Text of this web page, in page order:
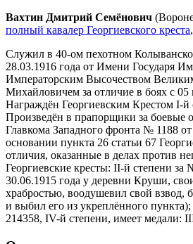
Вахтин Дмитрий Семёнович
полный кавалер Георгиевского креста
Служил в 40-ом пехотном
28.03.1916 года от Имени Государя
Императорским Высочеством
Михайловичем за отличие в боях с 05
Награждён Георгиевским Крестом I-й
Произведён в прапорщики за боевые
Главкома Западного фронта № 1188
основании пункта 26 статьи 67
отличия, оказанные в делах против
Георгиевские кресты: II-й степени
30.06.1915 года у деревни Круши,
храбростью, воодушевил свой взвод,
и выбил его из укреплённого
214358, IV-й степени, имеет медали: